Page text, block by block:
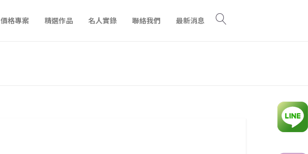
價格專案 精選作品 名人實錄 聯絡我們 最新消息